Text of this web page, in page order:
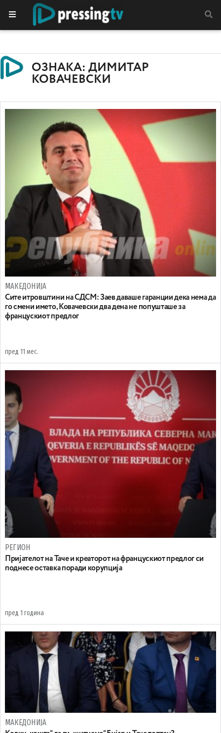
ОЗНАКА: ДИМИТАР
КОВАЧЕВСКИ
МАКЕДОНИЈА
Сите итровштини на СДСМ: Заев даваше гаранции дека нема да
го смени името, Ковачевски два дена не попушташе за
францускиот предлог
пред 11 мес.
РЕГИОН
Пријателот на Таче и креаторот на францускиот предлог си
поднесе оставка поради корупција
пред 1 година
МАКЕДОНИЈА